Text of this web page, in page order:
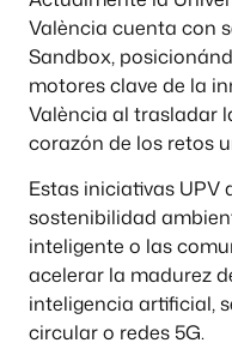
València cuenta con
Sandbox,
motores clave de la
València al trasladar
corazón de los retos
Estas iniciativas UPV
sostenibilidad
inteligente o las
acelerar la madurez
inteligencia artificial,
circular o redes 5G.